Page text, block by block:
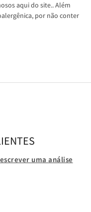
aqui do site.. Além
por não conter
uma análise